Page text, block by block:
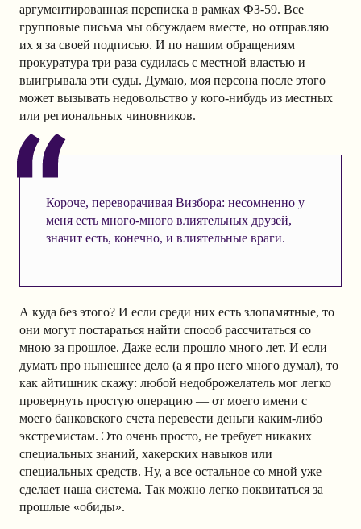
аргументированная переписка в рамках ФЗ-59. Все
групповые письма мы обсуждаем вместе, но отправляю
их я за своей подписью. И по нашим обращениям
прокуратура три раза судилась с местной властью и
выигрывала эти суды. Думаю, моя персона после этого
может вызывать недовольство у кого-нибудь из местных
или региональных чиновников.
Короче, переворачивая Визбора: несомненно у
меня есть много-много влиятельных друзей,
значит есть, конечно, и влиятельные враги.
А куда без этого? И если среди них есть злопамятные, то
они могут постараться найти способ рассчитаться со
мною за прошлое. Даже если прошло много лет. И если
думать про нынешнее дело (а я про него много думал), то
как айтишник скажу: любой недоброжелатель мог легко
провернуть простую операцию — от моего имени с
моего банковского счета перевести деньги каким-либо
экстремистам. Это очень просто, не требует никаких
специальных знаний, хакерских навыков или
специальных средств. Ну, а все остальное со мной уже
сделает наша система. Так можно легко поквитаться за
прошлые «обиды».